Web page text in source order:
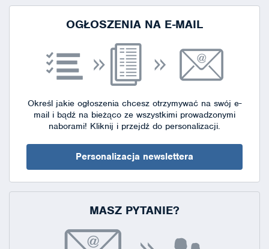
OGŁOSZENIA NA E-MAIL
Określ jakie ogłoszenia chcesz otrzymywać na swój e-
mail i bądź na bieżąco ze wszystkimi prowadzonymi
naborami! Kliknij i przejdź do personalizacji.
Personalizacja newslettera
MASZ PYTANIE?